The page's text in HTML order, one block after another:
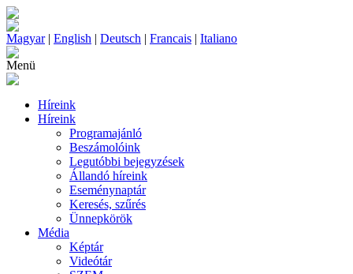
Magyar| English | Deutsch | Francais | Italiano
Menü
Híreink
Híreink
Programajánló
Beszámolóink
Legutóbbi bejegyzések
Állandó híreink
Eseménynaptár
Keresés, szűrés
Ünnepkörök
Média
Képtár
Videótár